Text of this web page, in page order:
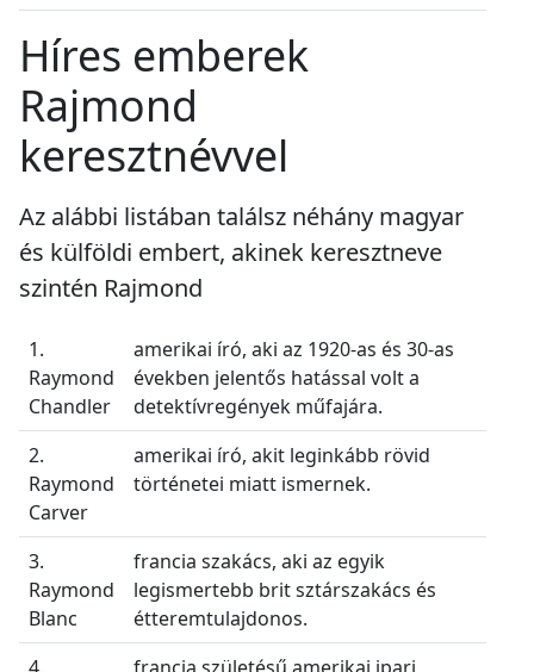
Híres emberek
Rajmond
keresztnévvel
Az alábbi listában találsz néhány magyar
és külföldi embert, akinek keresztneve
szintén Rajmond
1.
Raymond
Chandler
amerikai író, aki az 1920-as és 30-as
években jelentős hatással volt a
detektívregények műfajára.
2.
Raymond
Carver
amerikai író, akit leginkább rövid
történetei miatt ismernek.
3.
Raymond
Blanc
francia szakács, aki az egyik
legismertebb brit sztárszakács és
étteremtulajdonos.